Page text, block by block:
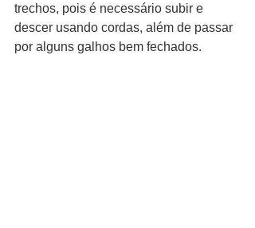
trechos, pois é necessário subir e
descer usando cordas, além de passar
por alguns galhos bem fechados.